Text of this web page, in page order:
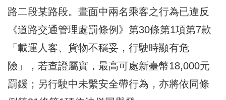
路二段某路段。畫面中兩名乘客之行為已違反
《道路交通管理處罰條例》第30條第1項第7款
「載運人客、貨物不穩妥，行駛時顯有危
險」，若查證屬實，最高可處新臺幣18,000元
罰鍰；另行駛中未繫安全帶行為，亦將依同條